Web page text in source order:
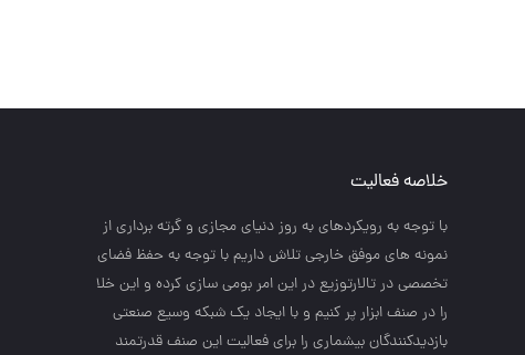
خلاصه فعالیت
با توجه به رويكردهاي به روز دنياي مجازي و گرته برداري از
نمونه هاي موفق خارجي تلاش داريم با توجه به حفظ فضاي
تخصصي در تالارتوزيع در اين امر بومي سازي كرده و اين خلا
را در صنف ابزار پر كنيم و با ايجاد يك شبكه وسيع صنعتي
بازديدكنندگان بيشماري را براي فعاليت اين صنف قدرتمند